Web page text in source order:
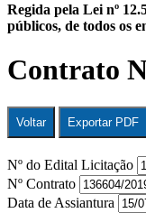
Regida pela Lei nº
públicos, de todos os
Contrato
Voltar Exportar PDF
Nº do Edital Licitação
Nº Contrato
Data de Assiantura